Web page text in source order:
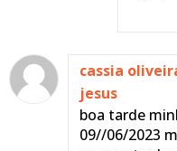
cassia
jesus
boa tarde
09//06/2023